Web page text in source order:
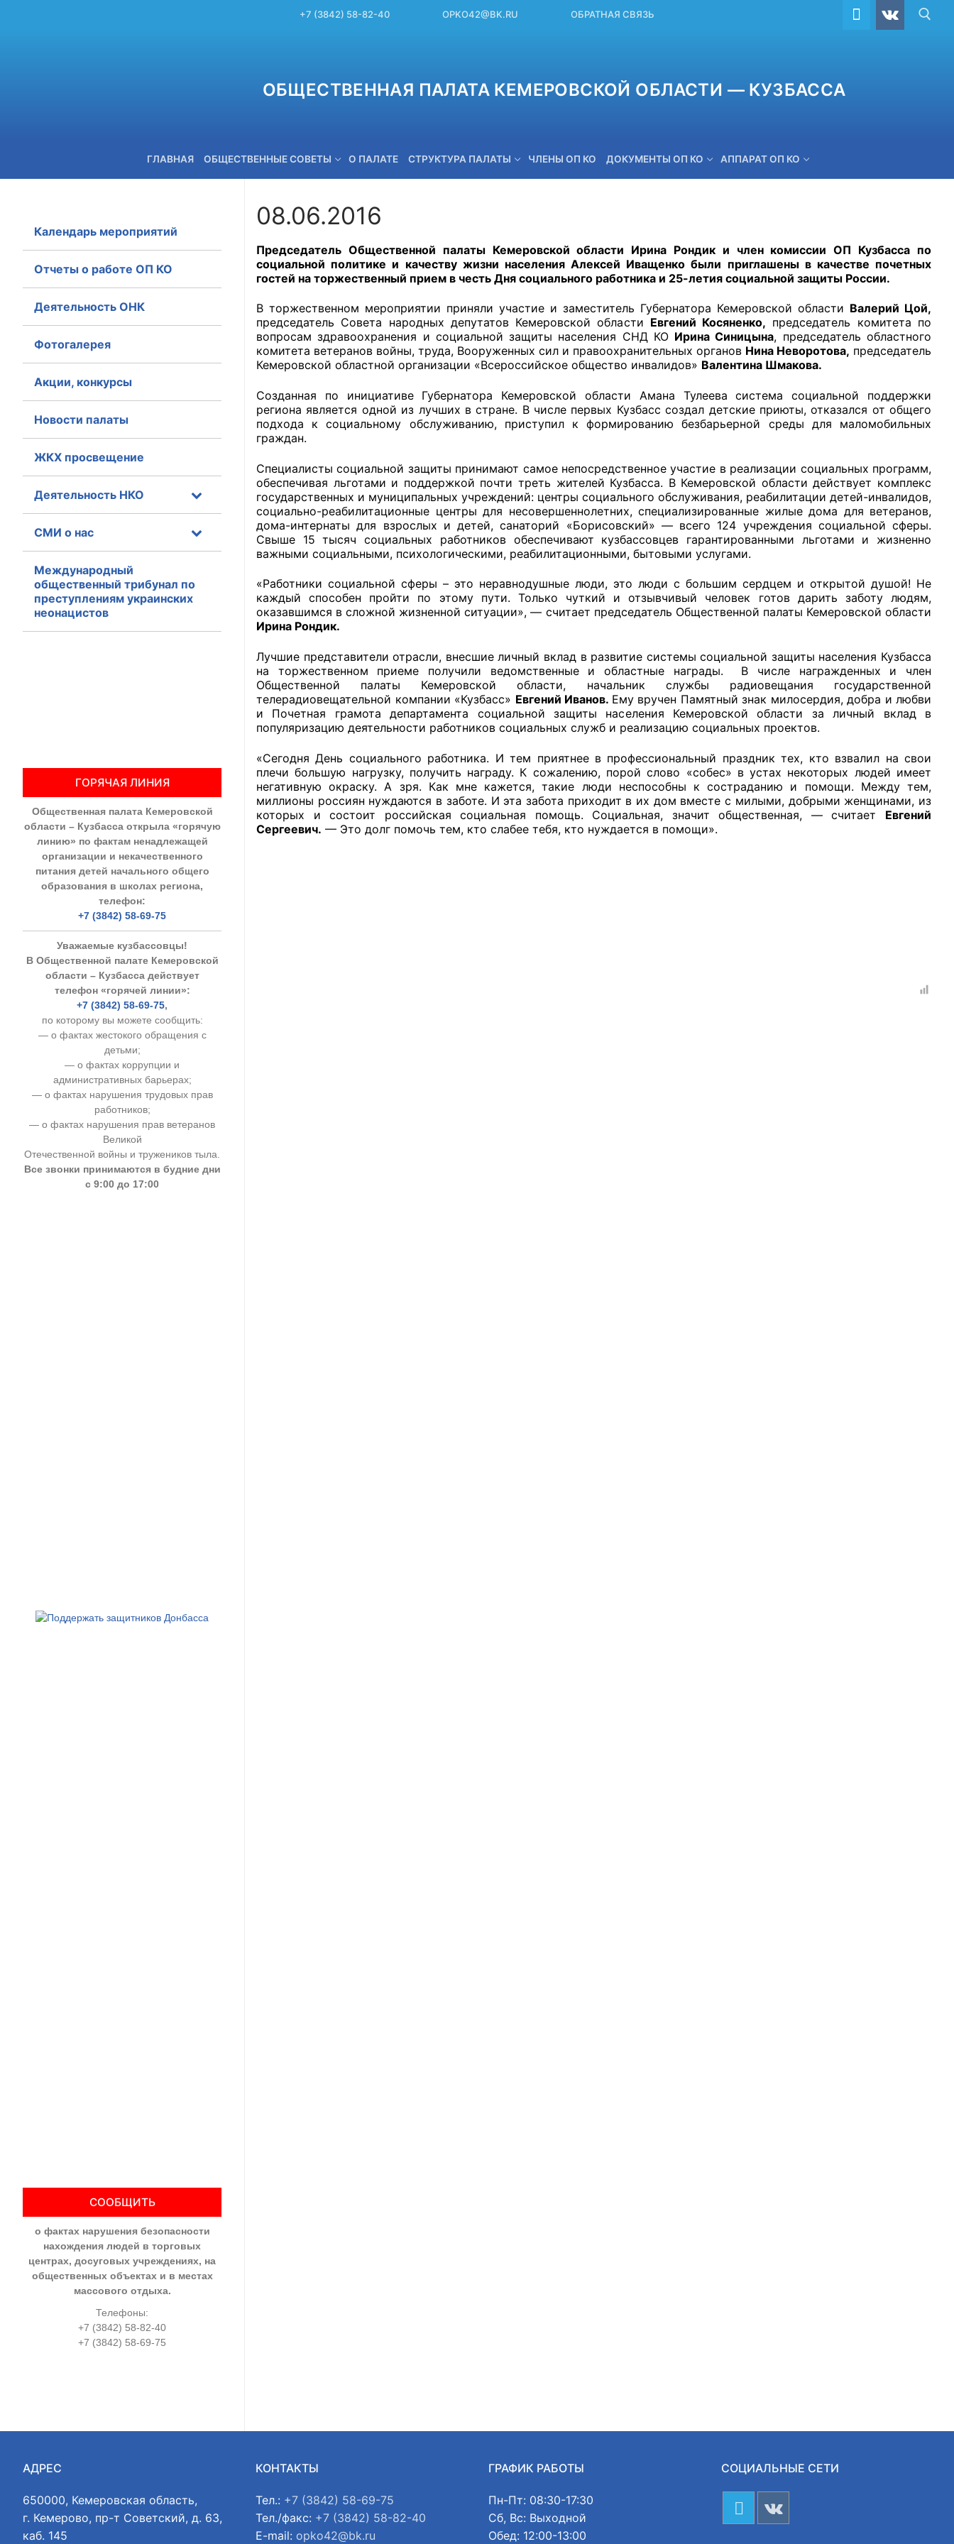
+7 (3842) 58-82-40 OPKO42@BK.RU ОБРАТНАЯ СВЯЗЬ
ОБЩЕСТВЕННАЯ ПАЛАТА КЕМЕРОВСКОЙ ОБЛАСТИ — КУЗБАССА
ГЛАВНАЯ ОБЩЕСТВЕННЫЕ СОВЕТЫ О ПАЛАТЕ СТРУКТУРА ПАЛАТЫ ЧЛЕНЫ ОП КО ДОКУМЕНТЫ ОП КО АППАРАТ ОП КО
+7 (3842) 58-82-40 OPKO42@BK.RU ОБРАТНАЯ СВЯЗЬ
Главная
Общественные советы при территориальных органах федеральных органов
исполнительной власти
оказания услуг
О Палате
Структура Палаты
Экспертный совет ОП КО
Совет ОП КО
Общественный штаб
Члены ОП КО
Документы ОП КО
Регламент ОП КО
Кодекс этики ОП КО
Положения
08.06.2016
Председатель Общественной палаты Кемеровской области Ирина Рондик и член комиссии ОП Кузбасса по
социальной политике и качеству жизни населения Алексей Иващенко были приглашены в качестве почетных
гостей на торжественный прием в честь Дня социального работника и 25-летия социальной защиты России.
В торжественном мероприятии приняли участие и заместитель Губернатора Кемеровской области Валерий Цой,
председатель Совета народных депутатов Кемеровской области Евгений Косяненко, председатель комитета по
вопросам здравоохранения и социальной защиты населения СНД КО Ирина Синицына, председатель областного
комитета ветеранов войны, труда, Вооруженных сил и правоохранительных органов Нина Неворотова, председатель
Кемеровской областной организации «Всероссийское общество инвалидов» Валентина Шмакова.
Созданная по инициативе Губернатора Кемеровской области Амана Тулеева система социальной поддержки
региона является одной из лучших в стране. В числе первых Кузбасс создал детские приюты, отказался от общего
подхода к социальному обслуживанию, приступил к формированию безбарьерной среды для маломобильных
граждан.
Специалисты социальной защиты принимают самое непосредственное участие в реализации социальных программ,
обеспечивая льготами и поддержкой почти треть жителей Кузбасса. В Кемеровской области действует комплекс
государственных и муниципальных учреждений: центры социального обслуживания, реабилитации детей-инвалидов,
социально-реабилитационные центры для несовершеннолетних, специализированные жилые дома для ветеранов,
дома-интернаты для взрослых и детей, санаторий «Борисовский» — всего 124 учреждения социальной сферы.
Свыше 15 тысяч социальных работников обеспечивают кузбассовцев гарантированными льготами и жизненно
важными социальными, психологическими, реабилитационными, бытовыми услугами.
«Работники социальной сферы – это неравнодушные люди, это люди с большим сердцем и открытой душой! Не
каждый способен пройти по этому пути. Только чуткий и отзывчивый человек готов дарить заботу людям,
оказавшимся в сложной жизненной ситуации», — считает председатель Общественной палаты Кемеровской области
Ирина Рондик.
Лучшие представители отрасли, внесшие личный вклад в развитие системы социальной защиты населения Кузбасса
на торжественном приеме получили ведомственные и областные награды. В числе награжденных и член
Общественной палаты Кемеровской области, начальник службы радиовещания государственной
телерадиовещательной компании «Кузбасс» Евгений Иванов. Ему вручен Памятный знак милосердия, добра и любви
и Почетная грамота департамента социальной защиты населения Кемеровской области за личный вклад в
популяризацию деятельности работников социальных служб и реализацию социальных проектов.
«Сегодня День социального работника. И тем приятнее в профессиональный праздник тех, кто взвалил на свои
плечи большую нагрузку, получить награду. К сожалению, порой слово «собес» в устах некоторых людей имеет
негативную окраску. А зря. Как мне кажется, такие люди неспособны к состраданию и помощи. Между тем,
миллионы россиян нуждаются в заботе. И эта забота приходит в их дом вместе с милыми, добрыми женщинами, из
которых и состоит российская социальная помощь. Социальная, значит общественная, — считает Евгений
Сергеевич. — Это долг помочь тем, кто слабее тебя, кто нуждается в помощи».
Календарь мероприятий
Отчеты о работе ОП КО
Деятельность ОНК
Фотогалерея
Акции, конкурсы
Новости палаты
ЖКХ просвещение
Деятельность НКО
СМИ о нас
Международный
общественный трибунал по
преступлениям украинских
неонацистов
ГОРЯЧАЯ ЛИНИЯ
Общественная палата Кемеровской
области – Кузбасса открыла «горячую
линию» по фактам ненадлежащей
организации и некачественного
питания детей начального общего
образования в школах региона,
телефон:
+7 (3842) 58-69-75
Уважаемые кузбассовцы!
В Общественной палате Кемеровской
области – Кузбасса действует
телефон «горячей линии»:
+7 (3842) 58-69-75,
по которому вы можете сообщить:
— о фактах жестокого обращения с
детьми;
— о фактах коррупции и
административных барьерах;
— о фактах нарушения трудовых прав
работников;
— о фактах нарушения прав ветеранов
Великой
Отечественной войны и тружеников тыла.
Все звонки принимаются в будние дни
с 9:00 до 17:00
СООБЩИТЬ
о фактах нарушения безопасности
нахождения людей в торговых
центрах, досуговых учреждениях, на
общественных объектах и в местах
массового отдыха.
Телефоны:
+7 (3842) 58-82-40
+7 (3842) 58-69-75
АДРЕС
650000, Кемеровская область,
г. Кемерово, пр-т Советский, д. 63,
каб. 145
КОНТАКТЫ
Тел.: +7 (3842) 58-69-75
Тел./факс: +7 (3842) 58-82-40
E-mail: opko42@bk.ru
ГРАФИК РАБОТЫ
Пн-Пт: 08:30-17:30
Сб, Вс: Выходной
Обед: 12:00-13:00
СОЦИАЛЬНЫЕ СЕТИ